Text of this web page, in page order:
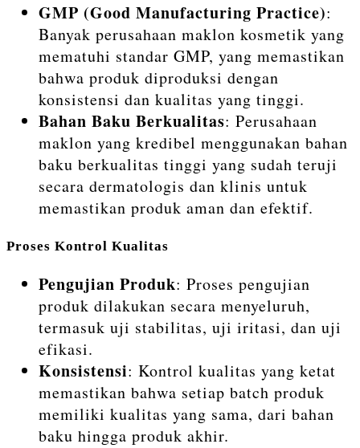
GMP (Good Manufacturing Practice):
Banyak perusahaan maklon kosmetik yang
mematuhi standar GMP, yang memastikan
bahwa produk diproduksi dengan
konsistensi dan kualitas yang tinggi.
Bahan Baku Berkualitas: Perusahaan
maklon yang kredibel menggunakan bahan
baku berkualitas tinggi yang sudah teruji
secara dermatologis dan klinis untuk
memastikan produk aman dan efektif.
Proses Kontrol Kualitas
Pengujian Produk: Proses pengujian
produk dilakukan secara menyeluruh,
termasuk uji stabilitas, uji iritasi, dan uji
efikasi.
Konsistensi: Kontrol kualitas yang ketat
memastikan bahwa setiap batch produk
memiliki kualitas yang sama, dari bahan
baku hingga produk akhir.